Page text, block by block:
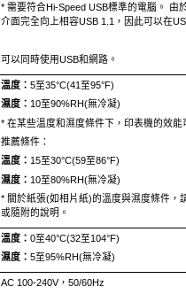
* 需要符合Hi-Speed USB標準的電腦。 由
介面完全向上相容USB 1.1 ，因此可以在
可以同時使用USB和網路。
溫度： 5至35°C(41至95°F)
濕度： 10至90%RH(無冷凝)
* 在某些溫度和濕度條件下， 印表機的效能
推薦條件：
溫度： 15至30°C(59至86°F)
濕度： 10至80%RH(無冷凝)
* 關於紙張(如相片紙)的溫度與濕度條件，
或隨附的說明。
溫度： 0至40°C(32至104°F)
濕度： 5至95%RH(無冷凝)
AC 100-240V，50/60Hz